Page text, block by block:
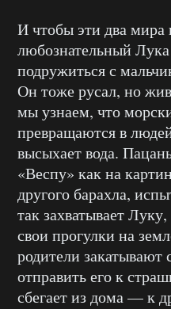
И чтобы эти два мира
любознательный
подружиться с
Он тоже русал, но
мы узнаем, что
превращаются в
высыхает вода.
«Веспу» как на
другого барахла,
так захватывает
свои прогулки на
родители закатывают
отправить его к
сбегает из дома — к